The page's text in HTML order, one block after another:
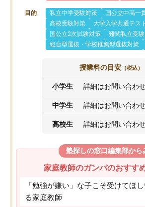
目的 私立中学受験対策
国公立中高一
高校受験対策
大学入学共通テス
国公立2次試験対策
難関私立受
総合型選抜・学校推薦型選抜対策
授業料の目安 （税込）
小学生 詳細はお問い合わ
中学生 詳細はお問い合わ
高校生 詳細はお問い合わ
塾探しの窓口編集部から
家庭教師のガンバのおすす
「勉強が嫌い」な子こそ受けてほ
る家庭教師